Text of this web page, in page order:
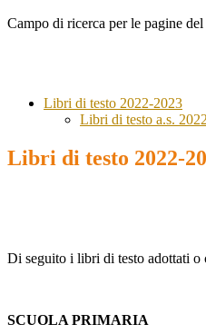
Campo di ricerca per le pagine
Libri di testo 2022-2023
Libri di testo a.s.
Libri di testo 2022-
Di seguito i libri di testo adottati o
SCUOLA PRIMARIA